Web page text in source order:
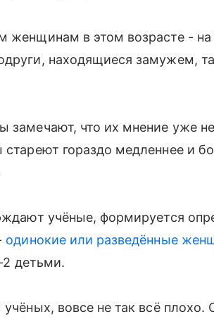
женщинам в этом возрасте - на
находящиеся замужем,
что их мнение уже
гораздо медленнее и
учёные, формируется
одинокие или разведённые
2 детьми.
вовсе не так всё плохо.